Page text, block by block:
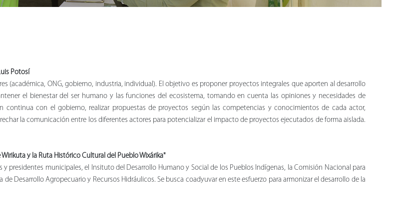
Potosí
(académica, ONG, gobierno, industria, individual). El objetivo es proponer proyectos integrales que aporten al desarrollo
el bienestar del ser humano y las funciones del ecosistema, tomando en cuenta las opiniones y necesidades de
continua con el gobierno, realizar propuestas de proyectos según las competencias y conocimientos de cada actor,
la comunicación entre los diferentes actores para potencializar el impacto de proyectos ejecutados de forma aislada.
y la Ruta Histórico Cultural del Pueblo Wixárika"
presidentes municipales, el Insituto del Desarrollo Humano y Social de los Pueblos Indígenas, la Comisión Nacional para
Desarrollo Agropecuario y Recursos Hidráulicos. Se busca coadyuvar en este esfuerzo para armonizar el desarrollo de la